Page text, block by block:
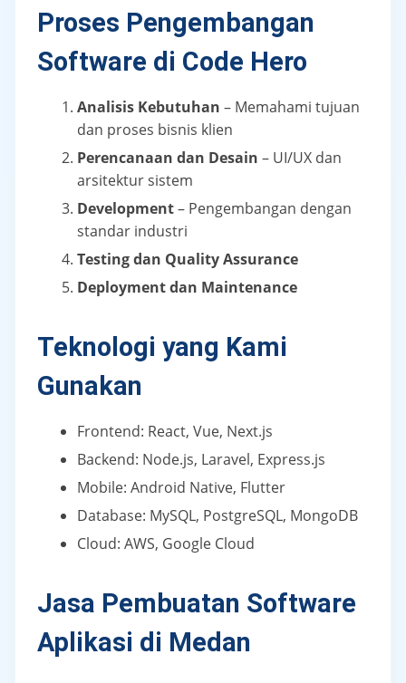
Proses Pengembangan
Software di Code Hero
Analisis Kebutuhan – Memahami tujuan
dan proses bisnis klien
Perencanaan dan Desain – UI/UX dan
arsitektur sistem
Development– Pengembangan dengan
standar industri
Testing dan Quality Assurance
Deployment dan Maintenance
Teknologi yang Kami
Gunakan
Frontend: React, Vue, Next.js
Backend: Node.js, Laravel, Express.js
Mobile: Android Native, Flutter
Database: MySQL, PostgreSQL, MongoDB
Cloud: AWS, Google Cloud
Jasa Pembuatan Software
Aplikasi di Medan